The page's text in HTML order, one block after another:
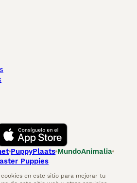
PuppyPlaats MundoAnimalia
Puppies
en este sitio para mejorar tu